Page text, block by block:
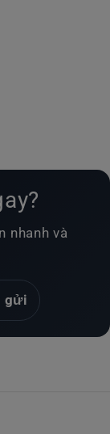
nhanh và
gửi